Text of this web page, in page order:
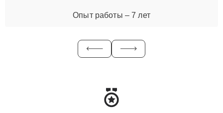
Опыт работы – 7 лет